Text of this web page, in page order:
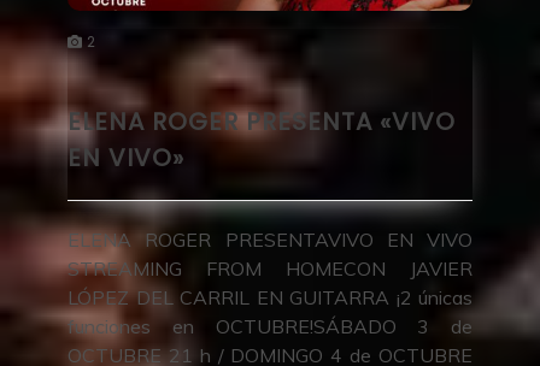
2
ELENA ROGER PRESENTA «VIVO
EN VIVO»
ELENA ROGER PRESENTAVIVO EN VIVO
STREAMING FROM HOMECON JAVIER
LÓPEZ DEL CARRIL EN GUITARRA ¡2 únicas
funciones en OCTUBRE!SÁBADO 3 de
OCTUBRE 21 h / DOMINGO 4 de OCTUBRE